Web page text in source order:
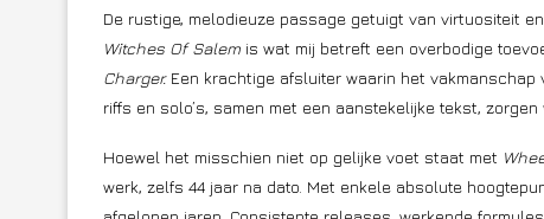
De rustige, melodieuze passage getuigt van virtuositeit
Witches Of Salem is wat mij betreft een overbodige
Charger. Een krachtige afsluiter waarin het
riffs en solo’s, samen met een aanstekelijke tekst,
Hoewel het misschien niet op gelijke voet staat met
werk, zelfs 44 jaar na dato. Met enkele absolute